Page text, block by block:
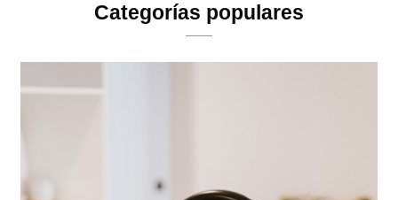
Categorías populares